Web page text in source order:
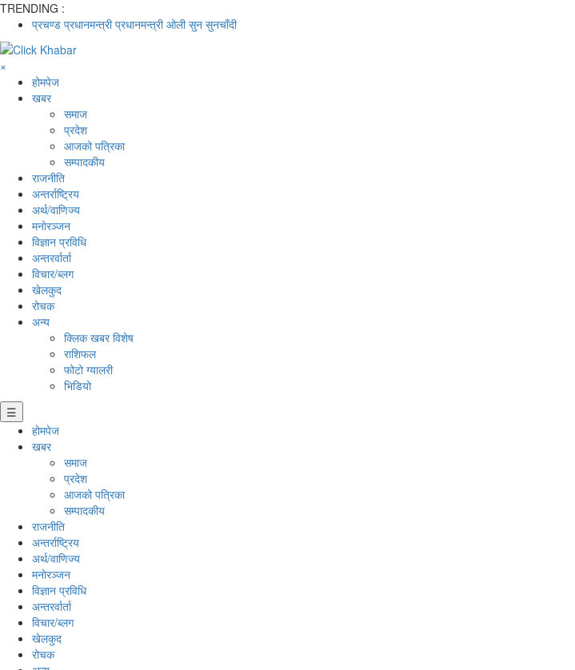
TRENDING :
प्रचण्ड प्रधानमन्त्री प्रधानमन्त्री ओली सुन सुनचाँदी
×
होमपेज
खबर
समाज
प्रदेश
आजको पत्रिका
सम्पादकीय
राजनीति
अन्तर्राष्ट्रिय
अर्थ/वाणिज्य
मनाेरञ्जन
विज्ञान प्रविधि
अन्तरर्वार्ता
विचार/ब्लग
खेलकुद
रोचक
अन्य
क्लिक खबर विशेष
राशिफल
फोटो ग्यालरी
भिडियो
☰
होमपेज
खबर
समाज
प्रदेश
आजको पत्रिका
सम्पादकीय
राजनीति
अन्तर्राष्ट्रिय
अर्थ/वाणिज्य
मनाेरञ्जन
विज्ञान प्रविधि
अन्तरर्वार्ता
विचार/ब्लग
खेलकुद
रोचक